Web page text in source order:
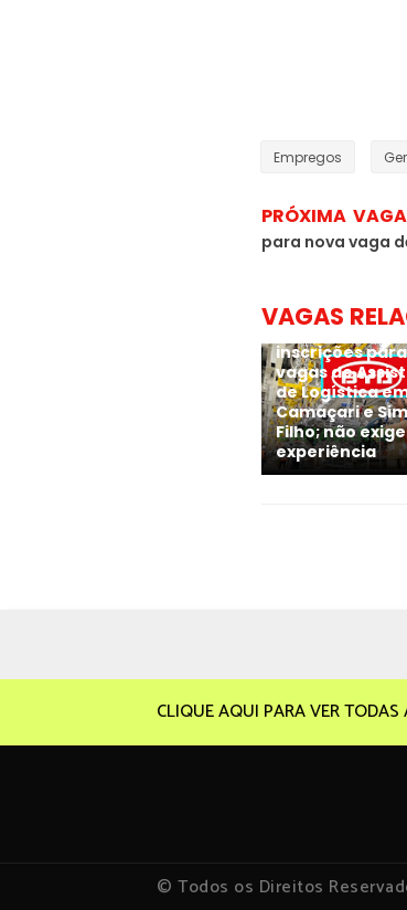
Empregos
PRÓXIMA VAGA
para nova vaga
VAGAS
inscrições para
vagas de
de Logística
Camaçari e
Filho; não exige
experiência
CLIQUE AQUI PARA VER
© Todos os Direitos